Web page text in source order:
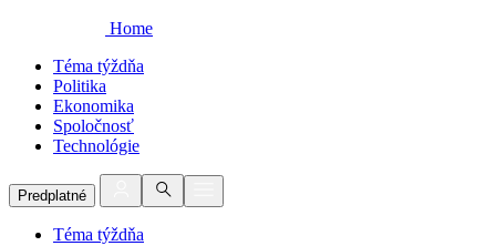
Home
Téma týždňa
Politika
Ekonomika
Spoločnosť
Technológie
Predplatné
Téma týždňa